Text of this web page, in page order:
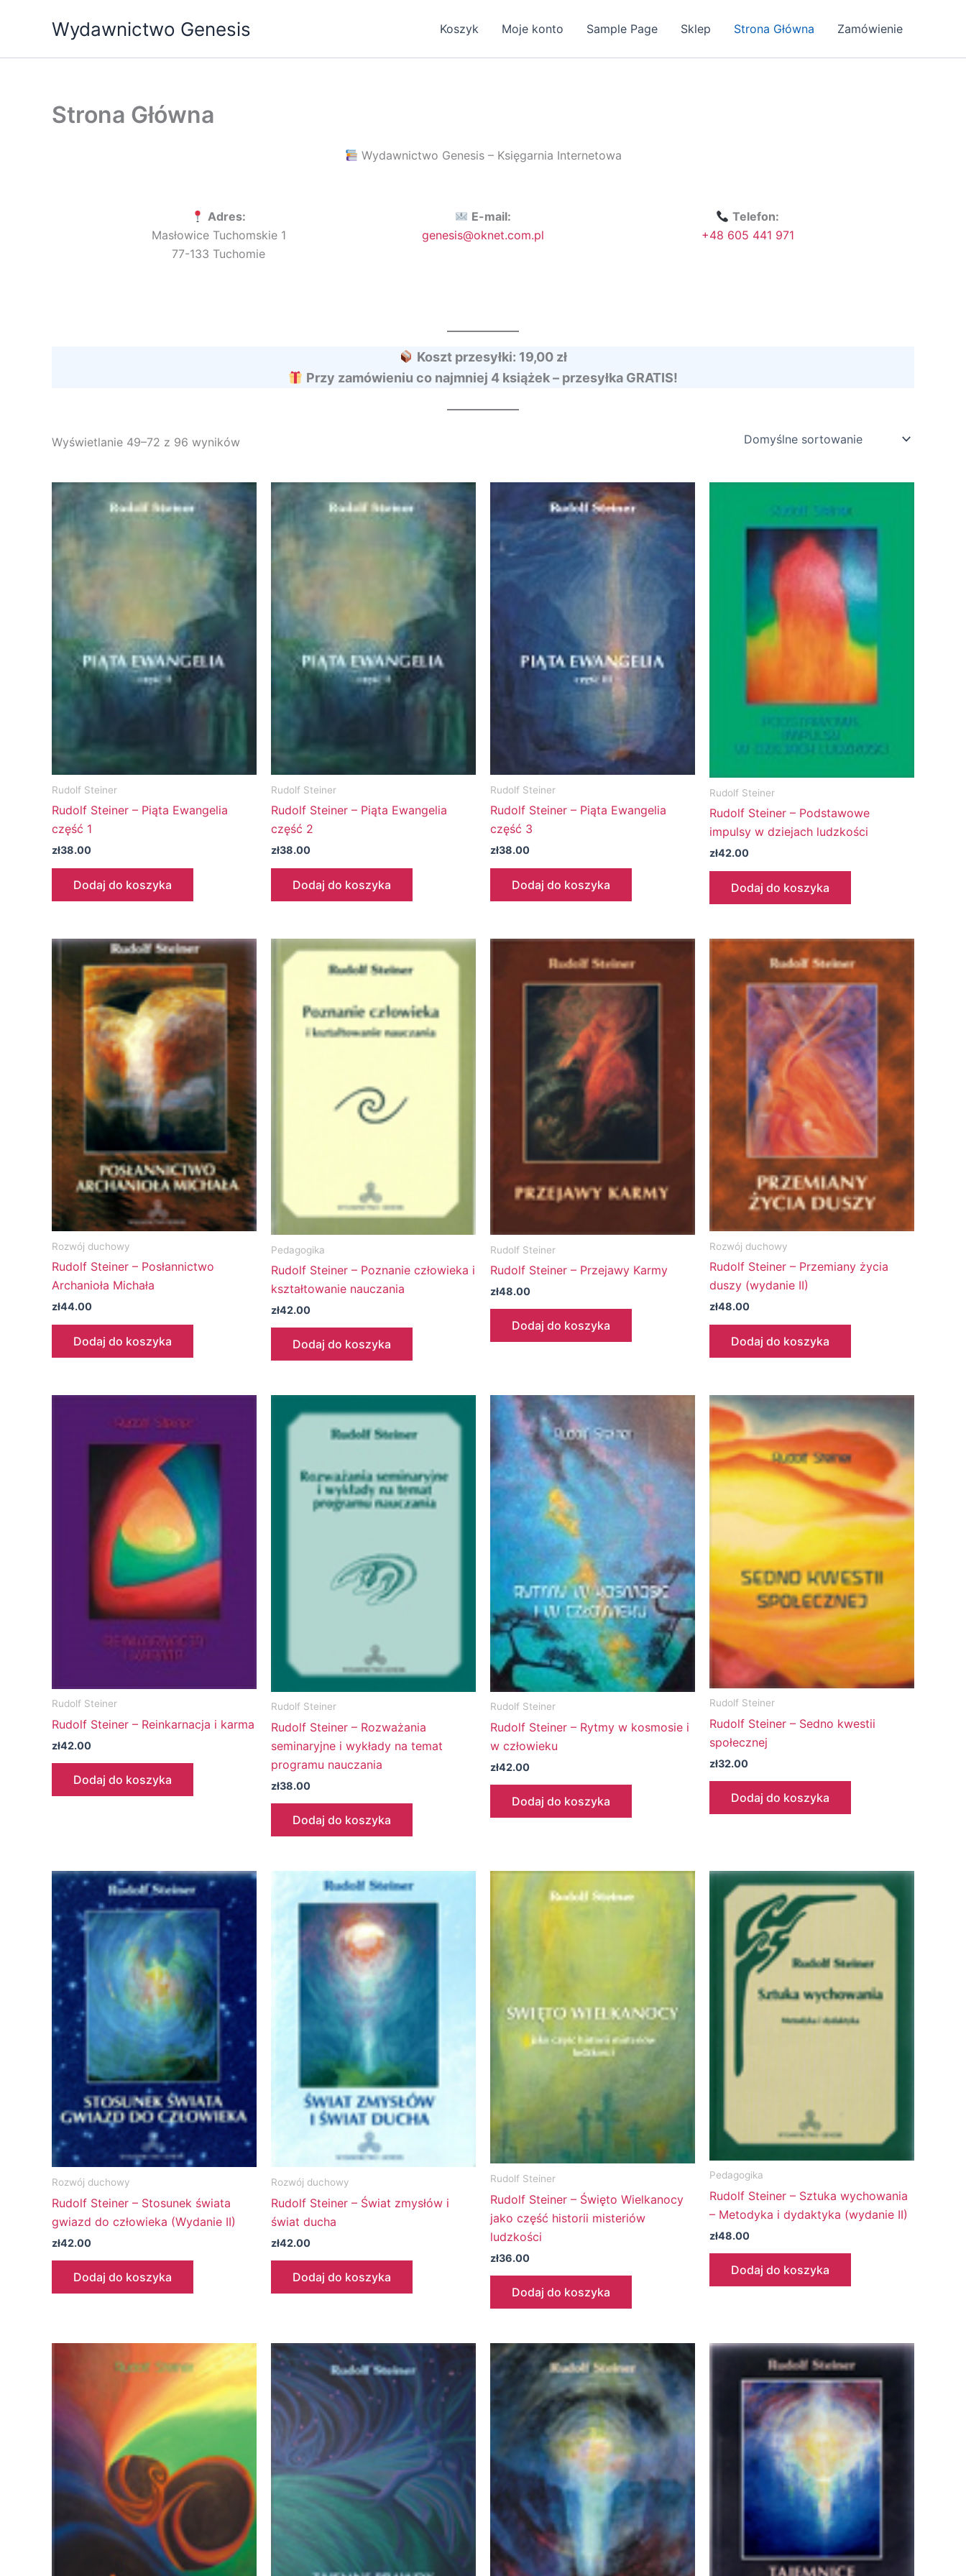
Wydawnictwo Genesis Koszyk Moje konto Sample Page Sklep Strona Główna Zamówienie
Strona Główna
Wydawnictwo Genesis – Księgarnia Internetowa
Adres:
Masłowice Tuchomskie 1
77-133 Tuchomie
E-mail:
genesis@oknet.com.pl
Telefon:
+48 605 441 971
Koszt przesyłki: 19,00 zł
Przy zamówieniu co najmniej 4 książek – przesyłka GRATIS!
Wyświetlanie 49–72 z 96 wyników
Rudolf Steiner
Rudolf Steiner – Piąta Ewangelia
część 1
zł38.00
Dodaj do koszyka
Rudolf Steiner
Rudolf Steiner – Piąta Ewangelia
część 2
zł38.00
Dodaj do koszyka
Rudolf Steiner
Rudolf Steiner – Piąta Ewangelia
część 3
zł38.00
Dodaj do koszyka
Rudolf Steiner
Rudolf Steiner – Podstawowe
impulsy w dziejach ludzkości
zł42.00
Dodaj do koszyka
Rozwój duchowy
Rudolf Steiner – Posłannictwo
Archanioła Michała
zł44.00
Dodaj do koszyka
Pedagogika
Rudolf Steiner – Poznanie człowieka i
kształtowanie nauczania
zł42.00
Dodaj do koszyka
Rudolf Steiner
Rudolf Steiner – Przejawy Karmy
zł48.00
Dodaj do koszyka
Rozwój duchowy
Rudolf Steiner – Przemiany życia
duszy (wydanie II)
zł48.00
Dodaj do koszyka
Rudolf Steiner
Rudolf Steiner – Reinkarnacja i karma
zł42.00
Dodaj do koszyka
Rudolf Steiner
Rudolf Steiner – Rozważania
seminaryjne i wykłady na temat
programu nauczania
zł38.00
Dodaj do koszyka
Rudolf Steiner
Rudolf Steiner – Rytmy w kosmosie i
w człowieku
zł42.00
Dodaj do koszyka
Rudolf Steiner
Rudolf Steiner – Sedno kwestii
społecznej
zł32.00
Dodaj do koszyka
Rozwój duchowy
Rudolf Steiner – Stosunek świata
gwiazd do człowieka (Wydanie II)
zł42.00
Dodaj do koszyka
Rozwój duchowy
Rudolf Steiner – Świat zmysłów i
świat ducha
zł42.00
Dodaj do koszyka
Rudolf Steiner
Rudolf Steiner – Święto Wielkanocy
jako część historii misteriów
ludzkości
zł36.00
Dodaj do koszyka
Pedagogika
Rudolf Steiner – Sztuka wychowania
– Metodyka i dydaktyka (wydanie II)
zł48.00
Dodaj do koszyka